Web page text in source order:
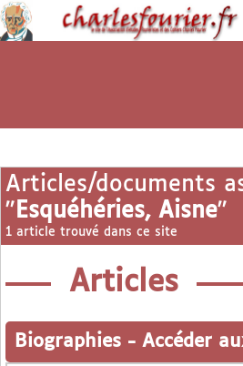
Articles/documents
" Esquéhéries, Aisne"
1 article trouvé dans ce site
Articles
Biographies - Accéder